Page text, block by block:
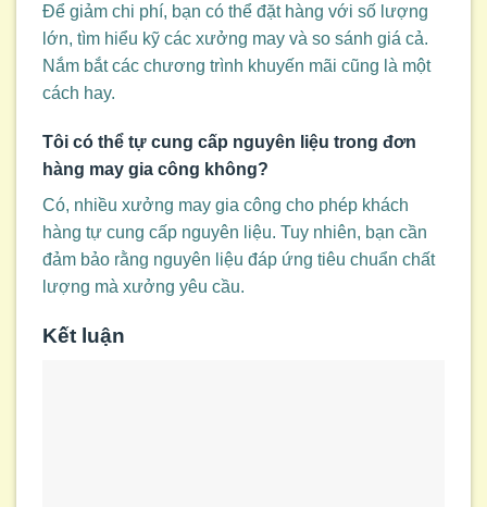
Để giảm chi phí, bạn có thể đặt hàng với số lượng
lớn, tìm hiểu kỹ các xưởng may và so sánh giá cả.
Nắm bắt các chương trình khuyến mãi cũng là một
cách hay.
Tôi có thể tự cung cấp nguyên liệu trong đơn
hàng may gia công không?
Có, nhiều xưởng may gia công cho phép khách
hàng tự cung cấp nguyên liệu. Tuy nhiên, bạn cần
đảm bảo rằng nguyên liệu đáp ứng tiêu chuẩn chất
lượng mà xưởng yêu cầu.
Kết luận